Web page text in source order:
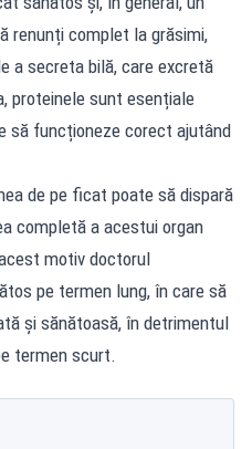
renunți complet la grăsimi,
a secreta bilă, care excretă
proteinele sunt esențiale
să funcționeze corect ajutând
de pe ficat poate să dispară
completă a acestui organ
motiv doctorul
pe termen lung, în care să
și sănătoasă, în detrimentul
termen scurt.